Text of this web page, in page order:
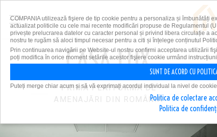
PRIMA PLATFORMĂ DE
AMENAJĂRI DIN ROMÂNIA
COMPANIA utilizează fişiere de tip cookie pentru a personaliza și îmbunătăți
actualizat politicile cu cele mai recente modificări propuse de Regulamentul
privește prelucrarea datelor cu caracter personal și privind libera circulație a
nostru te rugăm să aloci timpul necesar pentru a citi și înțelege conținutul
Prin continuarea navigării pe Website-ul nostru confirmi acceptarea utilizării
poți modifica în orice moment setările acestor fişiere cookie urmând
SUNT DE ACORD CU
Puteți merge chiar acum și să vă exprimați acordul individual la nivel de
Politica de colectare
Politica de